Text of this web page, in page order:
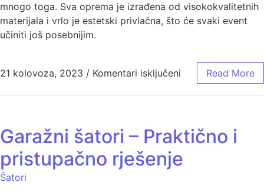
mnogo toga. Sva oprema je izrađena od visokokvalitetnih
materijala i vrlo je estetski privlačna, što će svaki event
učiniti još posebnijim.
21 kolovoza, 2023 / Komentari isključeni Read More
Garažni šatori – Praktično i
pristupačno rješenje
Šatori